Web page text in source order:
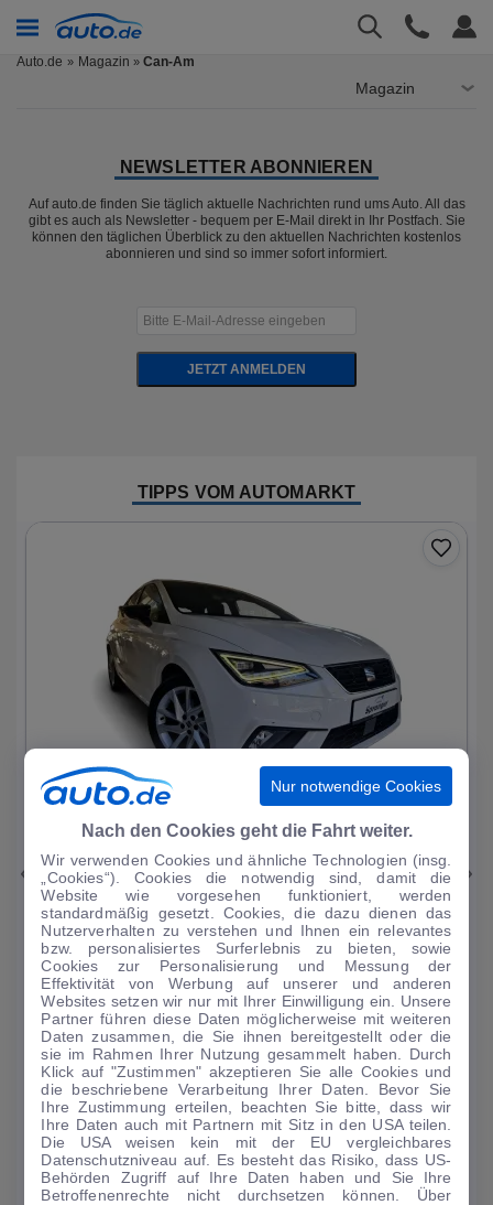
Auto.de Magazin » Can-Am
Magazin
NEWSLETTER ABONNIEREN
Auf auto.de finden Sie täglich aktuelle Nachrichten rund ums Auto. All das
gibt es auch als Newsletter - bequem per E-Mail direkt in Ihr Postfach. Sie
können den täglichen Überblick zu den aktuellen Nachrichten kostenlos
abonnieren und sind so immer sofort informiert.
JETZT ANMELDEN
TIPPS VOM AUTOMARKT
|25
Seat Ibiza
FR 1.0 TSI 7-Gang DSG Virtual Cockpit Sitz
34.166 km· 11/2023·· Benzin·Automatik
Finanzierung Kaufen
173€/mtl.
Guter Preis4
0 € Anzahlung ·48 Monate ·Finanzierungs-Details
Angebot anfragen Rate anpassen
Kraftstoffverbrauch komb. 5,8 l/100 km · CO₂-Emissionen komb. 132 g/km
· CO₂-Klasse D · WLTP*
Nur notwendige Cookies
Nach den Cookies geht die Fahrt weiter.
Wir verwenden Cookies und ähnliche Technologien (insg.
„Cookies“). Cookies die notwendig sind, damit die
Website wie vorgesehen funktioniert, werden
standardmäßig gesetzt. Cookies, die dazu dienen das
Nutzerverhalten zu verstehen und Ihnen ein relevantes
bzw. personalisiertes Surferlebnis zu bieten, sowie
Cookies zur Personalisierung und Messung der
Effektivität von Werbung auf unserer und anderen
Websites setzen wir nur mit Ihrer Einwilligung ein. Unsere
Partner führen diese Daten möglicherweise mit weiteren
Daten zusammen, die Sie ihnen bereitgestellt oder die
sie im Rahmen Ihrer Nutzung gesammelt haben. Durch
Klick auf "Zustimmen" akzeptieren Sie alle Cookies und
die beschriebene Verarbeitung Ihrer Daten. Bevor Sie
Ihre Zustimmung erteilen, beachten Sie bitte, dass wir
Ihre Daten auch mit Partnern mit Sitz in den USA teilen.
Die USA weisen kein mit der EU vergleichbares
Datenschutzniveau auf. Es besteht das Risiko, dass US-
Behörden Zugriff auf Ihre Daten haben und Sie Ihre
Betroffenenrechte nicht durchsetzen können. Über